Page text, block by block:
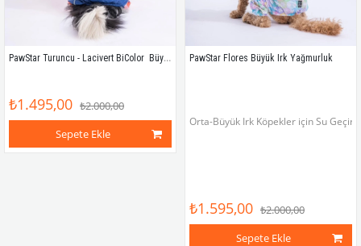
PawStar Turuncu - Lacivert BiColor  Büyük Irk Köpek Tulum Yağmurluk
₺1.495,00 ₺2.000,00
Sepete Ekle
PawStar Flores Büyük Irk Yağmurluk
Orta-Büyük Irk Köpekler için Su
₺1.595,00 ₺2.000,00
Sepete Ekle